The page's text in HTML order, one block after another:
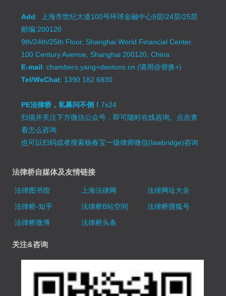
Add: 上海市世纪大道100号环球金融中心9层/24层/25层
邮编:200120
9th/24th/25th Floor, Shanghai World Financial Center,
100 Century Avenue, Shanghai 200120, China
E-mail: chambers.yang+dentons.cn (请用@替换+)
Tel/WeChat: 1390 182 6830
PE法律桥，私募问不倒！7x24
扫描并关注下方微信公众号，即可随时在线咨询。 点击查
看怎么咨询
也可以扫码或者搜索杨春宝一级律师微信(lawbridge)咨询
法律桥自媒体及友情链接
法律图书馆 上海法律网
法律网址大全
法律桥-知乎
法律桥B站空间
法律桥搜狐号
法律桥微博
法律桥头条
关注&咨询